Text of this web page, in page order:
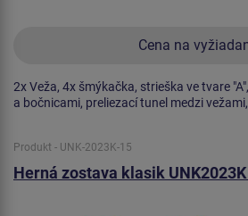
Cena na
2x Veža, 4x šmýkačka, strieška ve tvare
a bočnicami, preliezací tunel medzi
Produkt - UNK-2023K-15
Herná zostava klasik